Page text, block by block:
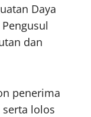
Daya
dan
penerima
lolos